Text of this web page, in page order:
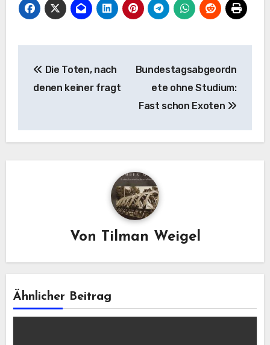
Die Toten, nach
denen keiner fragt
Bundestagsabgeordn
ete ohne Studium:
Fast schon Exoten
Von Tilman Weigel
Ähnlicher Beitrag